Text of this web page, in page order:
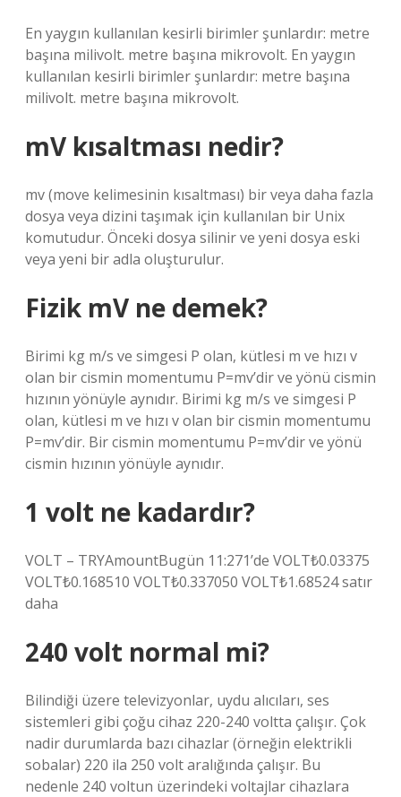
En yaygın kullanılan kesirli birimler şunlardır: metre
başına milivolt. metre başına mikrovolt. En yaygın
kullanılan kesirli birimler şunlardır: metre başına
milivolt. metre başına mikrovolt.
mV kısaltması nedir?
mv (move kelimesinin kısaltması) bir veya daha fazla
dosya veya dizini taşımak için kullanılan bir Unix
komutudur. Önceki dosya silinir ve yeni dosya eski
veya yeni bir adla oluşturulur.
Fizik mV ne demek?
Birimi kg m/s ve simgesi P olan, kütlesi m ve hızı v
olan bir cismin momentumu P=mv’dir ve yönü cismin
hızının yönüyle aynıdır. Birimi kg m/s ve simgesi P
olan, kütlesi m ve hızı v olan bir cismin momentumu
P=mv’dir. Bir cismin momentumu P=mv’dir ve yönü
cismin hızının yönüyle aynıdır.
1 volt ne kadardır?
VOLT – TRYAmountBugün 11:271’de VOLT₺0.03375
VOLT₺0.168510 VOLT₺0.337050 VOLT₺1.68524 satır
daha
240 volt normal mi?
Bilindiği üzere televizyonlar, uydu alıcıları, ses
sistemleri gibi çoğu cihaz 220-240 voltta çalışır. Çok
nadir durumlarda bazı cihazlar (örneğin elektrikli
sobalar) 220 ila 250 volt aralığında çalışır. Bu
nedenle 240 voltun üzerindeki voltajlar cihazlara